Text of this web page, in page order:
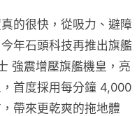
的很快，從吸力、避障
年石頭科技再推出旗艦
強震增壓旗艦機皇，亮
首度採用每分鐘 4,000
帶來更乾爽的拖地體